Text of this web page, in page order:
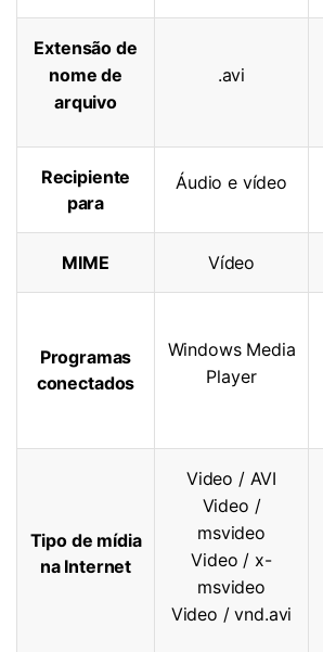
Extensão de
nome de
arquivo
.avi
Recipiente
para
Áudio e vídeo
MIME Vídeo
Programas
conectados
Windows Media
Player
Tipo de mídia
na Internet
Video / AVI
Video /
msvideo
Video / x-
msvideo
Video / vnd.avi